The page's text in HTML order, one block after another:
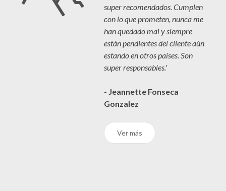
super recomendados. Cumplen
con lo que prometen, nunca me
han quedado mal y siempre
están pendientes del cliente aún
estando en otros países. Son
super responsables.'
- Jeannette Fonseca
Gonzalez
Ver más